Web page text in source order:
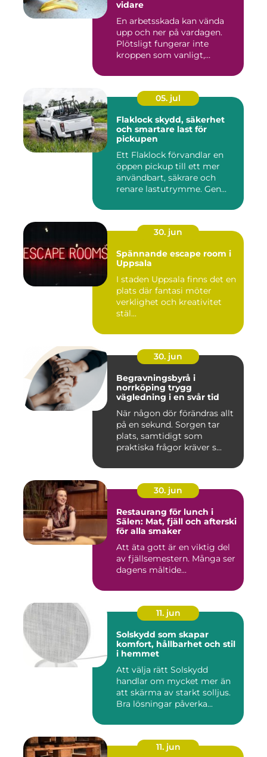
vidare
En arbetsskada kan vända
upp och ner på vardagen.
Plötsligt fungerar inte
kroppen som vanligt,
05. jul
Flaklock skydd, säkerhet
och smartare last för
pickupen
Ett Flaklock förvandlar en
öppen pickup till ett mer
användbart, säkrare och
renare lastutrymme. Gen...
30. jun
Spännande escape room i
Uppsala
I staden Uppsala finns det en
plats där fantasi möter
verklighet och kreativitet
stäl...
30. jun
Begravningsbyrå i
norrköping trygg
vägledning i en svår tid
När någon dör förändras allt
på en sekund. Sorgen tar
plats, samtidigt som
praktiska frågor kräver s...
30. jun
Restaurang för lunch i
Sälen: Mat, fjäll och afterski
för alla smaker
Att äta gott är en viktig del
av fjällsemestern. Många ser
dagens måltide...
11. jun
Solskydd som skapar
komfort, hållbarhet och stil
i hemmet
Att välja rätt Solskydd
handlar om mycket mer än
att skärma av starkt solljus.
Bra lösningar påverka...
11. jun